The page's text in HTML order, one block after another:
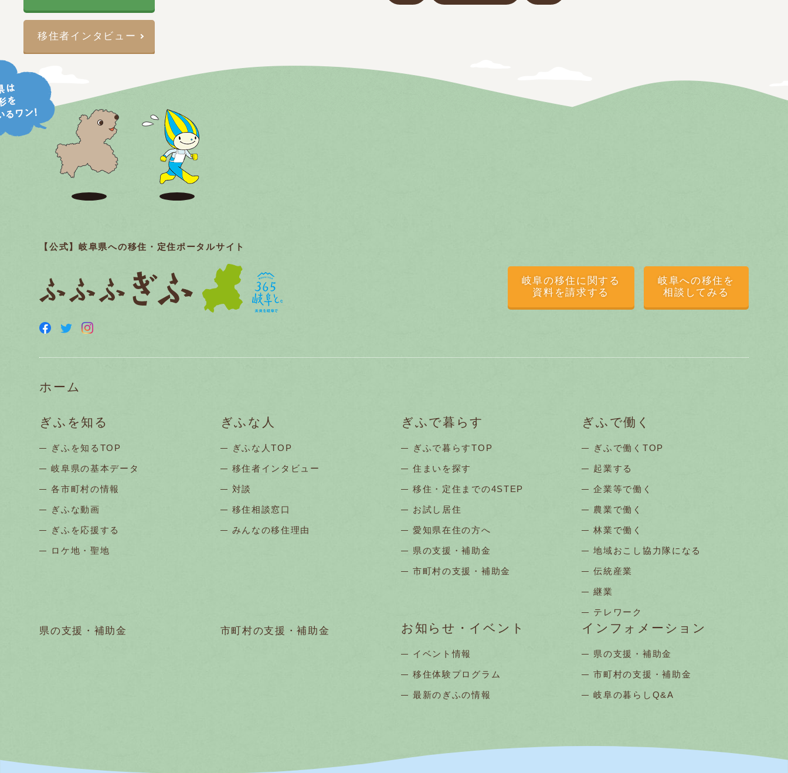
移住者インタビュー
【公式】岐阜県への移住・定住ポータルサイト
岐阜の移住に関する
資料を請求する
岐阜への移住を
相談してみる
ホーム
ぎふを知る
ぎふを知るTOP
岐阜県の基本データ
各市町村の情報
ぎふな動画
ぎふを応援する
ロケ地・聖地
ぎふな人
ぎふな人TOP
移住者インタビュー
対談
移住相談窓口
みんなの移住理由
ぎふで暮らす
ぎふで暮らすTOP
住まいを探す
移住・定住までの4STEP
お試し居住
愛知県在住の方へ
県の支援・補助金
市町村の支援・補助金
ぎふで働く
ぎふで働くTOP
起業する
企業等で働く
農業で働く
林業で働く
地域おこし協力隊になる
伝統産業
継業
テレワーク
県の支援・補助金 市町村の支援・補助金 お知らせ・イベント
イベント情報
移住体験プログラム
最新のぎふの情報
インフォメーション
県の支援・補助金
市町村の支援・補助金
岐阜の暮らしQ&A